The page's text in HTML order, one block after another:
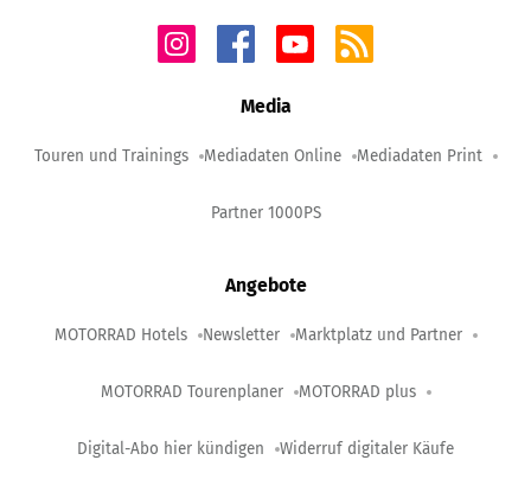
Media
Touren und Trainings Mediadaten Online Mediadaten Print
Partner 1000PS
Angebote
MOTORRAD Hotels Newsletter Marktplatz und Partner
MOTORRAD Tourenplaner MOTORRAD plus
Digital-Abo hier kündigen Widerruf digitaler Käufe